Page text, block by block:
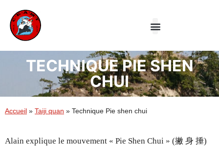
TECHNIQUE PIE SHEN
CHUI
Accueil » Taiji quan » Technique Pie shen chui
Alain explique le mouvement « Pie Shen Chui » (撇 身 捶)